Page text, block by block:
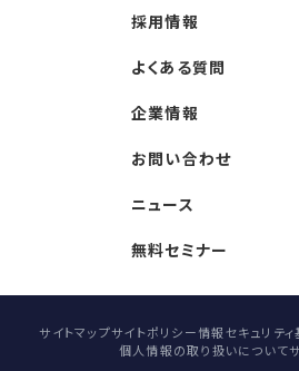
採用情報
よくある質問
企業情報
お問い合わせ
ニュース
無料セミナー
サイトマップサイトポリシー情報セキュリテ
個人情報の取り扱いについて